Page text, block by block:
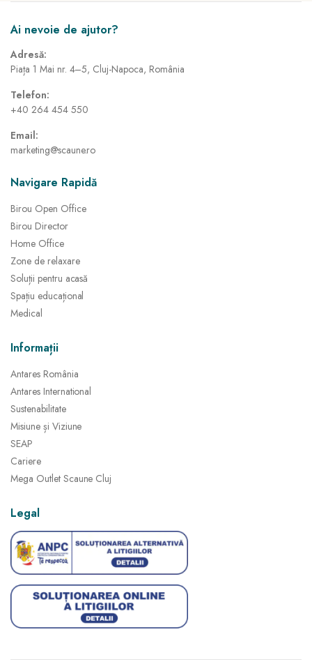
Ai nevoie de ajutor?
Adresă:
Piața 1 Mai nr. 4–5, Cluj-Napoca, România
Telefon:
+40 264 454 550
Email:
marketing@scaune.ro
Navigare Rapidă
Birou Open Office
Birou Director
Home Office
Zone de relaxare
Soluții pentru acasă
Spațiu educațional
Medical
Informații
Antares România
Antares International
Sustenabilitate
Misiune și Viziune
SEAP
Cariere
Mega Outlet Scaune Cluj
Legal